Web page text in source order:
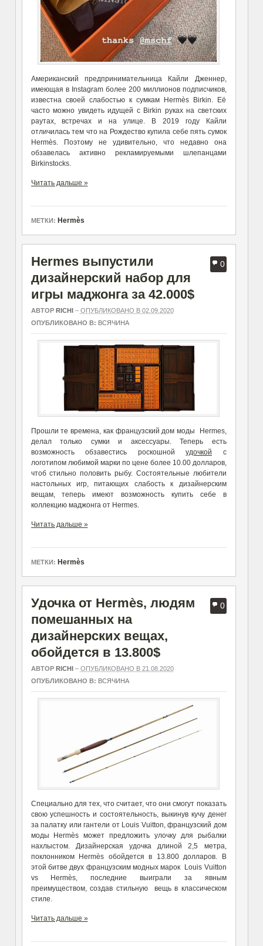
Американский предпринимательница Кайли Дженнер,
имеющая в Instagram более 200 миллионов подписчиков,
известна своей слабостью к сумкам Hermès Birkin. Её
часто можно увидеть идущей с Birkin руках на светских
раутах, встречах и на улице. В 2019 году Кайли
отличилась тем что на Рождество купила себе пять сумок
Hermès. Поэтому не удивительно, что недавно она
обзавелась активно рекламируемыми шлепанцами
Birkinstocks.
Читать дальше »
МЕТКИ: Hermès
0
Hermes выпустили
дизайнерский набор для
игры маджонга за 42.000$
АВТОР RICHI – ОПУБЛИКОВАНО В 02.09.2020
ОПУБЛИКОВАНО В: ВСЯЧИНА
Прошли те времена, как французский дом моды Hermes,
делал только сумки и аксессуары. Теперь есть
возможность обзавестись роскошной удочкой с
логотипом любимой марки по цене более 10.00 долларов,
чтоб стильно половить рыбу. Состоятельные любители
настольных игр, питающих слабость к дизайнерским
вещам, теперь имеют возможность купить себе в
коллекцию маджонга от Hermes.
Читать дальше »
МЕТКИ: Hermès
0
Удочка от Hermès, людям
помешанных на
дизайнерских вещах,
обойдется в 13.800$
АВТОР RICHI – ОПУБЛИКОВАНО В 21.08.2020
ОПУБЛИКОВАНО В: ВСЯЧИНА
Специально для тех, что считает, что они смогут показать
свою успешность и состоятельность, выкинув кучу денег
за палатку или гантели от Louis Vuitton, французский дом
моды Hermès может предложить улочку для рыбалки
нахлыстом. Дизайнерская удочка длиной 2,5 метра,
поклонником Hermès обойдется в 13.800 долларов. В
этой битве двух французским модных марок Louis Vuitton
vs Hermès, последние выиграли за явным
преимуществом, создав стильную вещь в классическом
стиле.
Читать дальше »